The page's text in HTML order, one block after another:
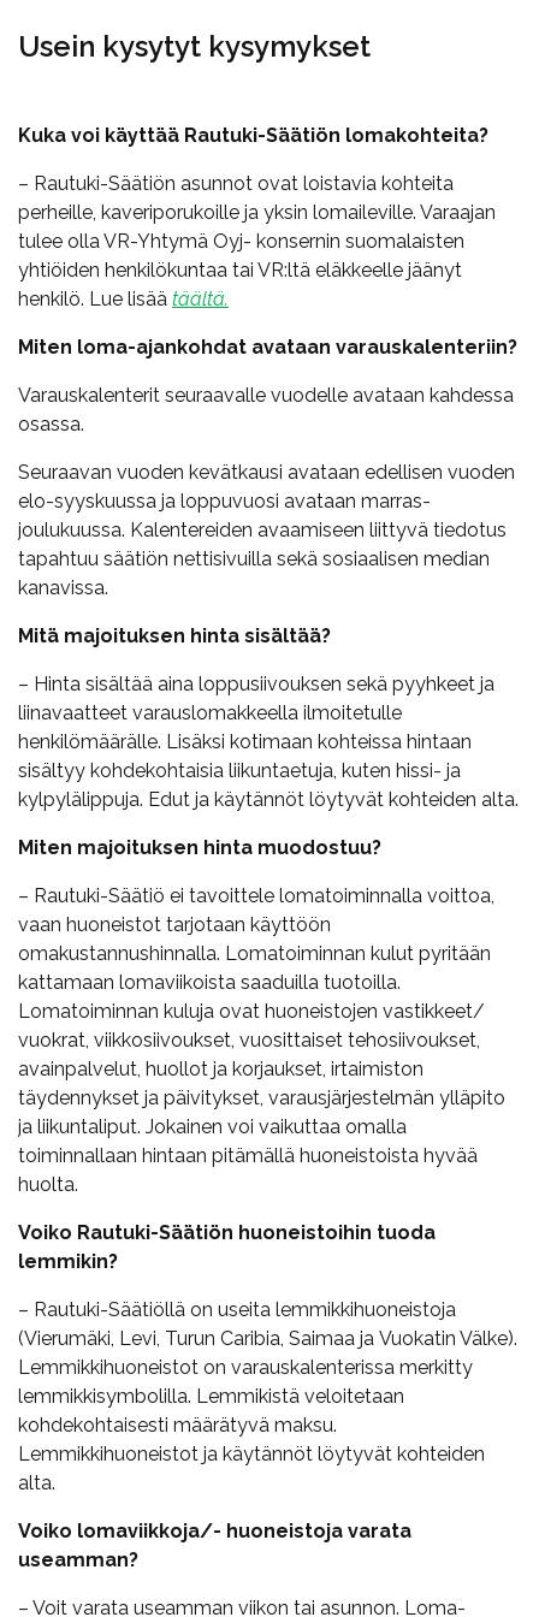
Usein kysytyt kysymykset
Kuka voi käyttää Rautuki-Säätiön lomakohteita?
– Rautuki-Säätiön asunnot ovat loistavia kohteita
perheille, kaveriporukoille ja yksin lomaileville. Varaajan
tulee olla VR-Yhtymä Oyj- konsernin suomalaisten
yhtiöiden henkilökuntaa tai VR:ltä eläkkeelle jäänyt
henkilö. Lue lisää täältä.
Miten loma-ajankohdat avataan varauskalenteriin?
Varauskalenterit seuraavalle vuodelle avataan kahdessa
osassa.
Seuraavan vuoden kevätkausi avataan edellisen vuoden
elo-syyskuussa ja loppuvuosi avataan marras-
joulukuussa. Kalentereiden avaamiseen liittyvä tiedotus
tapahtuu säätiön nettisivuilla sekä sosiaalisen median
kanavissa.
Mitä majoituksen hinta sisältää?
– Hinta sisältää aina loppusiivouksen sekä pyyhkeet ja
liinavaatteet varauslomakkeella ilmoitetulle
henkilömäärälle. Lisäksi kotimaan kohteissa hintaan
sisältyy kohdekohtaisia liikuntaetuja, kuten hissi- ja
kylpylälippuja. Edut ja käytännöt löytyvät kohteiden alta.
Miten majoituksen hinta muodostuu?
– Rautuki-Säätiö ei tavoittele lomatoiminnalla voittoa,
vaan huoneistot tarjotaan käyttöön
omakustannushinnalla. Lomatoiminnan kulut pyritään
kattamaan lomaviikoista saaduilla tuotoilla.
Lomatoiminnan kuluja ovat huoneistojen vastikkeet/
vuokrat, viikkosiivoukset, vuosittaiset tehosiivoukset,
avainpalvelut, huollot ja korjaukset, irtaimiston
täydennykset ja päivitykset, varausjärjestelmän ylläpito
ja liikuntaliput. Jokainen voi vaikuttaa omalla
toiminnallaan hintaan pitämällä huoneistoista hyvää
huolta.
Voiko Rautuki-Säätiön huoneistoihin tuoda
lemmikin?
– Rautuki-Säätiöllä on useita lemmikkihuoneistoja
(Vierumäki, Levi, Turun Caribia, Saimaa ja Vuokatin Välke).
Lemmikkihuoneistot on varauskalenterissa merkitty
lemmikkisymbolilla. Lemmikistä veloitetaan
kohdekohtaisesti määrätyvä maksu.
Lemmikkihuoneistot ja käytännöt löytyvät kohteiden
alta.
Voiko lomaviikkoja/- huoneistoja varata
useamman?
– Voit varata useamman viikon tai asunnon. Loma-